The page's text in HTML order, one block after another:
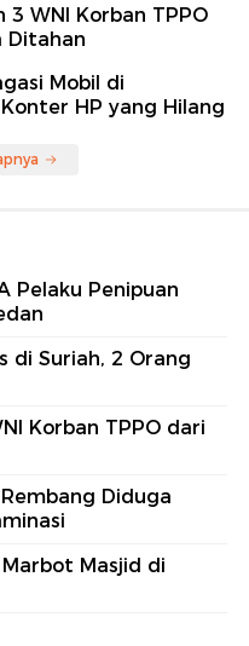
WNI Korban TPPO
Ditahan
Mobil di
HP yang Hilang
Pelaku Penipuan
di Suriah, 2 Orang
Korban TPPO dari
Diduga
Masjid di